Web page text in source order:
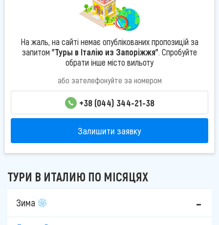
На жаль, на сайті немає опублікованих пропозицій за
запитом "Туры в Італію из Запоріжжя". Спробуйте
обрати інше місто вильоту
або зателефонуйте за номером
+38 (044) 344-21-38
Залишити заявку
ТУРИ В ИТАЛИЮ ПО МІСЯЦЯХ
Зима